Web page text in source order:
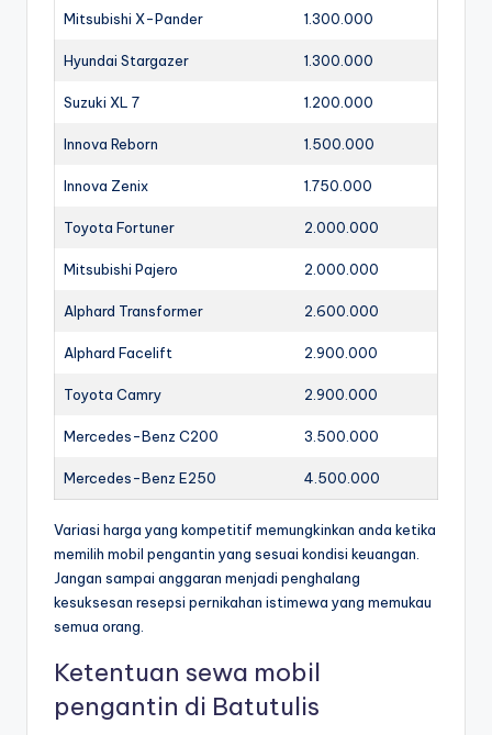
Mitsubishi X-Pander 1.300.000
Hyundai Stargazer 1.300.000
Suzuki XL 7 1.200.000
Innova Reborn 1.500.000
Innova Zenix 1.750.000
Toyota Fortuner 2.000.000
Mitsubishi Pajero 2.000.000
Alphard Transformer 2.600.000
Alphard Facelift 2.900.000
Toyota Camry 2.900.000
Mercedes-Benz C200 3.500.000
Mercedes-Benz E250 4.500.000
Variasi harga yang kompetitif memungkinkan anda ketika
memilih mobil pengantin yang sesuai kondisi keuangan.
Jangan sampai anggaran menjadi penghalang
kesuksesan resepsi pernikahan istimewa yang memukau
semua orang.
Ketentuan sewa mobil
pengantin di Batutulis